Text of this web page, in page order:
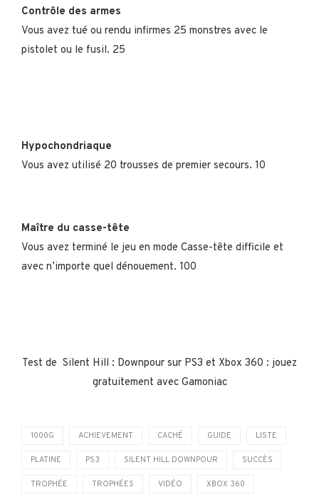
Contrôle des armes
Vous avez tué ou rendu infirmes 25 monstres avec le
pistolet ou le fusil. 25
Hypochondriaque
Vous avez utilisé 20 trousses de premier secours. 10
Maître du casse-tête
Vous avez terminé le jeu en mode Casse-tête difficile et
avec n’importe quel dénouement. 100
Test de Silent Hill : Downpour sur PS3 et Xbox 360 : jouez
gratuitement avec Gamoniac
1000G ACHIEVEMENT CACHÉ GUIDE LISTE
PLATINE PS3 SILENT HILL DOWNPOUR SUCCÈS
TROPHÉE TROPHÉES VIDÉO XBOX 360